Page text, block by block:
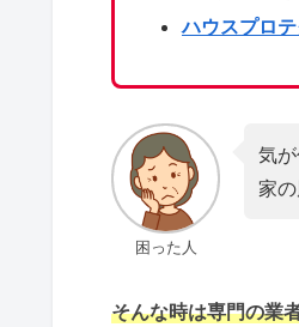
ハウスプロテ
困った人
気
家
そんな時は専門の業